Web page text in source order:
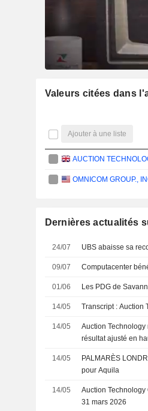
Valeurs citées dans
Ajouter à une liste
OMNICOM GROUP.,
Dernières actualités
24/07 UBS abaisse sa
09/07 Computacenter
01/06 Les PDG de
14/05 Transcript : Auction
14/05
Auction
résultat ajusté en
14/05
PALMARÈS
pour Aquila
14/05
Auction
31 mars 2026